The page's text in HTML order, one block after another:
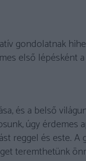
gondolatnak
első lépésként
és a belső
úgy
reggel és este.
teremthetünk